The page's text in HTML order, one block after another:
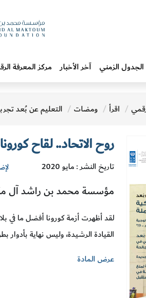
الجدول الزمني آخر الأخبار مركز المعرفة
اقرأ ومضات التعليم عن بُعد
روح الاتحاد.. لقاح كورونا
تاريخ النشر : مايو 2020
مؤسسة محمد بن راشد آل
لقد أظهرت أزمة كورونا أفضل ما في
القيادة الرشيدة، وليس نهاية
عرض المادة